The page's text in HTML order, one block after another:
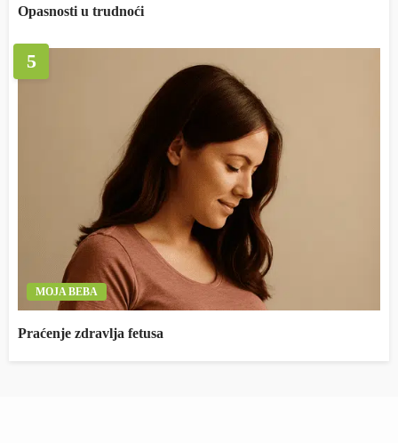
Opasnosti u trudnoći
5
MOJA BEBA
Praćenje zdravlja fetusa